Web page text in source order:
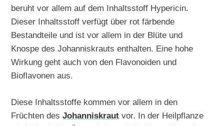
beruht vor allem auf dem Inhaltsstoff Hypericin.
Dieser Inhaltsstoff verfügt über rot färbende
Bestandteile und ist vor allem in der Blüte und
Knospe des Johanniskrauts enthalten. Eine hohe
Wirkung geht auch von den Flavonoiden und
Bioflavonen aus.
Diese Inhaltsstoffe kommen vor allem in den
Früchten desJohanniskraut vor. In der Heilpflanze